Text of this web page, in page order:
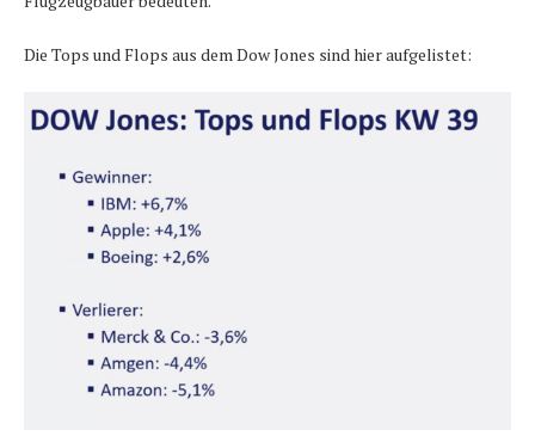
Die Tops und Flops aus dem Dow Jones sind hier aufgelistet: